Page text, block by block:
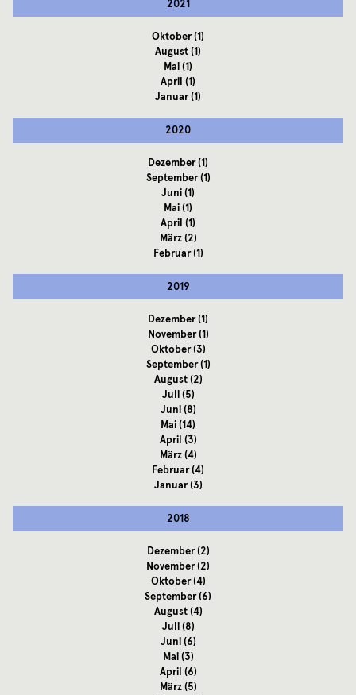
2021
Oktober(1)
August(1)
Mai(1)
April (1)
Januar(1)
2020
Dezember(1)
September(1)
Juni(1)
Mai(1)
April (1)
März(2)
Februar(1)
2019
Dezember(1)
November(1)
Oktober(3)
September(1)
August(2)
Juli(5)
Juni(8)
Mai(14)
April (3)
März(4)
Februar(4)
Januar(3)
2018
Dezember(2)
November(2)
Oktober(4)
September(6)
August(4)
Juli(8)
Juni(6)
Mai(3)
April (6)
März(5)